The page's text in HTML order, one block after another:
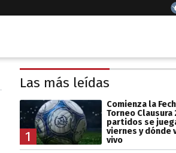
Las más leídas
1
Comienza la
Torneo Clausura
partidos se
viernes y dónde
vivo